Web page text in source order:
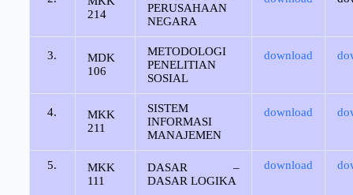
214
PERUSAHAAN
NEGARA
3.
MDK
106
METODOLOGI
PENELITIAN
SOSIAL
download
4.
MKK
211
SISTEM
INFORMASI
MANAJEMEN
download
5.
MKK
111
DASAR –
DASAR LOGIKA
download